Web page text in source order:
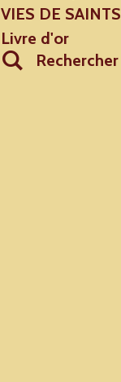
VIES DE SAINTS
Livre d'or
Rechercher